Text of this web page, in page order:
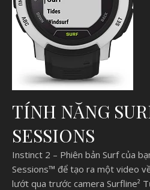
TÍNH NĂNG
SESSIONS
Instinct 2 – Phiên bản Surf của
Sessions™ để tạo ra một video
lướt qua trước camera Surfline²